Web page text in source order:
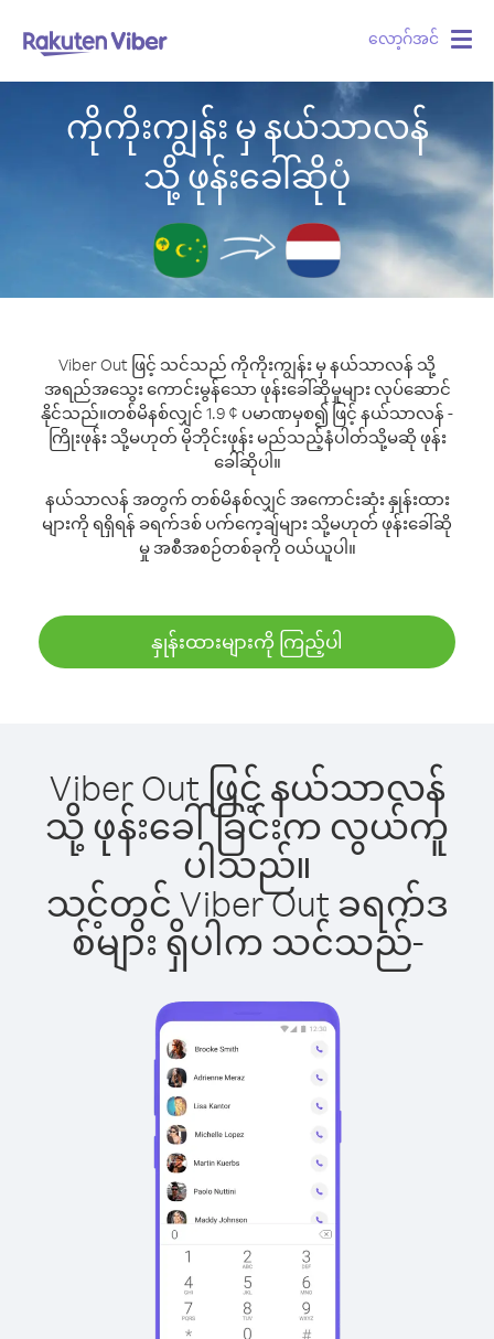
လော့ဂ်အင်
ကိုကိုးကျွန်း မှ နယ်သာလန်
သို့ ဖုန်းခေါ်ဆိုပုံ
Viber Out ဖြင့် သင်သည် ကိုကိုးကျွန်း မှ နယ်သာလန် သို့
အရည်အသွေး ကောင်းမွန်သော ဖုန်းခေါ်ဆိုမှုများ လုပ်ဆောင်
နိုင်သည်။တစ်မိနစ်လျှင် 1.9 ¢ ပမာဏမှစ၍ ဖြင့် နယ်သာလန် -
ကြိုးဖုန်း သို့မဟုတ် မိုဘိုင်းဖုန်း မည်သည့်နံပါတ်သို့မဆို ဖုန်း
ခေါ်ဆိုပါ။
နယ်သာလန် အတွက် တစ်မိနစ်လျှင် အကောင်းဆုံး နှုန်းထား
များကို ရရှိရန် ခရက်ဒစ် ပက်ကေ့ချ်များ သို့မဟုတ် ဖုန်းခေါ်ဆို
မှု အစီအစဉ်တစ်ခုကို ဝယ်ယူပါ။
နှုန်းထားများကို ကြည့်ပါ
Viber Out ဖြင့် နယ်သာလန်
သို့ ဖုန်းခေါ်ခြင်းက လွယ်ကူ
ပါသည်။
သင့်တွင် Viber Out ခရက်ဒ
စ်များ ရှိပါက သင်သည်-